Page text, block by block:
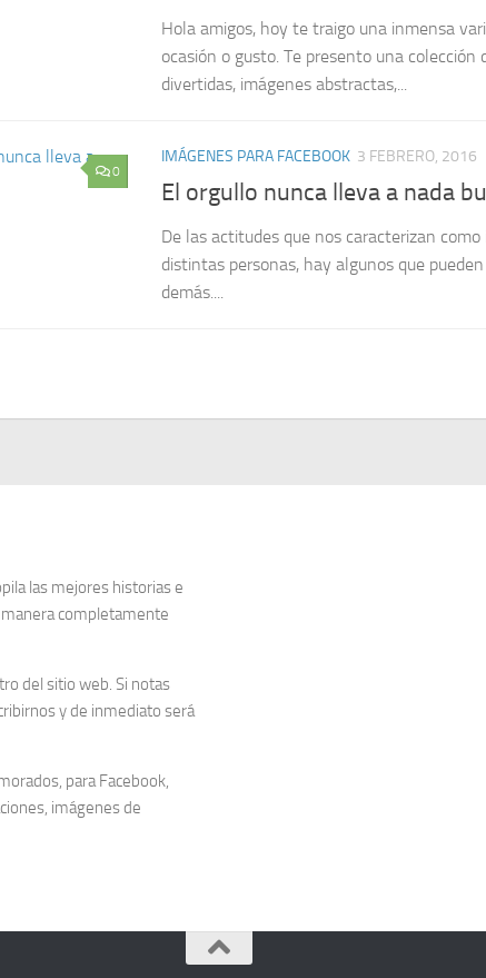
Hola amigos, hoy te traigo una inmensa
ocasión o gusto. Te presento una colección
divertidas, imágenes abstractas,...
0
IMÁGENES PARA FACEBOOK 3 FEBRERO, 2016
El orgullo nunca lleva a nada
De las actitudes que nos caracterizan
distintas personas, hay algunos que
demás....
las mejores historias e
completamente
del sitio web. Si notas
y de inmediato será
para Facebook,
imágenes de